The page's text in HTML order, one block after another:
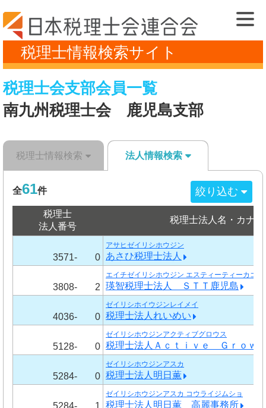
税理士情報検索サイト
税理士会支部会員一覧
南九州税理士会 鹿児島支部
税理士情報検索 法人情報検索
全61件 絞り込む
税理士
法人番号
税理士法人名・カナ
3571- 0
アサヒゼイリシホウジン
あさひ税理士法人
3808- 2
エイチゼイリシホウジン エスティーティーカゴシ
瑛智税理士法人 ＳＴＴ鹿児島
4036- 0
ゼイリシホイウジンレイメイ
税理士法人れいめい
5128- 0
ゼイリシホウジンアクティブグロウス
税理士法人Ａｃｔｉｖｅ Ｇｒｏｗ
5284- 0
ゼイリシホウジンアスカ
税理士法人明日薫
ゼイリシホウジンアスカ コウライジムショ
税理士法人明日薫 高麗事務所